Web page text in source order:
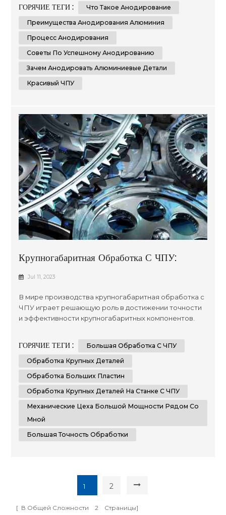
Whether you are a beginner or an experienced individual
in the world of metalworking, this guide aims to assist you
ГОРЯЧИЕ ТЕГИ :
Что Такое Анодирование
Преимущества Анодирования Алюминия
Процесс Анодирования
Советы По Успешному Анодированию
Зачем Анодировать Алюминиевые Детали
Красивый ЧПУ
Крупногабаритная Обработка С ЧПУ:
Достижение Точности И Эффективности
Jul 11, 2023
В мире производства крупногабаритная обработка с
ЧПУ играет решающую роль в достижении точности
и эффективности крупногабаритных компонентов.
(ЧПУ) для формирования и резки материалов с
непревзойденной точностью. Отрасли, требующие
производства негабаритных деталей, пластин или
компонентов, полагаются на возмо...
ГОРЯЧИЕ ТЕГИ :
Большая Обработка С ЧПУ
Обработка Крупных Деталей
Обработка Больших Пластин
Обработка Крупных Деталей На Станке С ЧПУ
Механические Цеха Большой Мощности Рядом Со
Мной
Большая Точность Обработки
1 2
[ В Общей Сложности 2 Страницы]